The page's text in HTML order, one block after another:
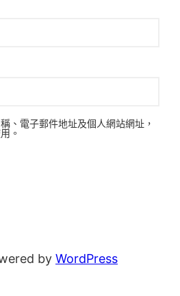
、電子郵件地址及個人網站網址，
。
by WordPress